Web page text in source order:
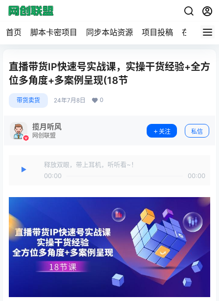
首页 脚本卡密项目 同步本站资源 项目投稿 在线工具
直播带货IP快速号实战课，实操干货经验+全方
位多角度+多案例呈现(18节
带货卖货 24年7月8日 0
揽月听风
网创联盟
关注 私信
释放双眼，带上耳机，听听看~！
00:00
00:00